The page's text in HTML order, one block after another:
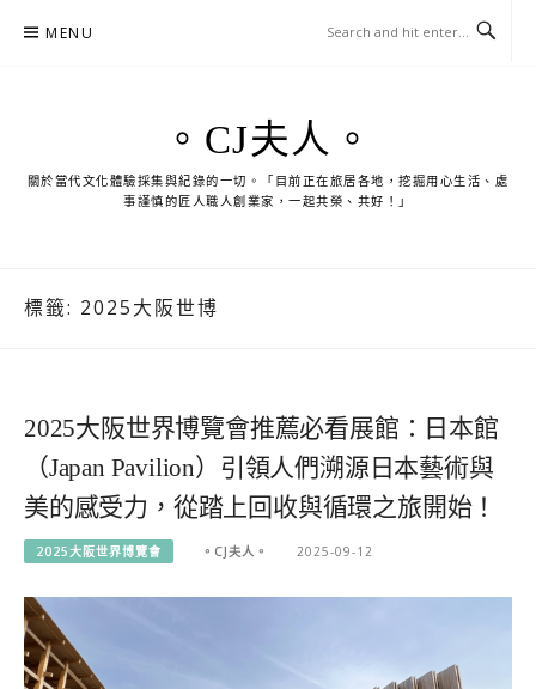
MENU
。CJ夫人。
關於當代文化體驗採集與紀錄的一切。「目前正在旅居各地，挖掘用心生活、處
事謹慎的匠人職人創業家，一起共榮、共好！」
標籤: 2025大阪世博
2025大阪世界博覽會推薦必看展館：日本館
（Japan Pavilion）引領人們溯源日本藝術與
美的感受力，從踏上回收與循環之旅開始！
2025大阪世界博覽會 。CJ夫人。 2025-09-12